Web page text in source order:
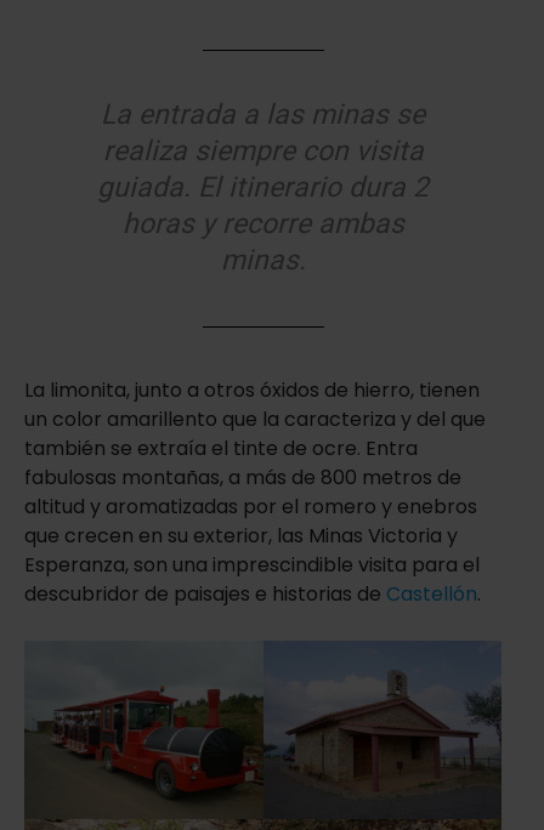
La entrada a las minas se
realiza siempre con visita
guiada. El itinerario dura 2
horas y recorre ambas
minas.
La limonita, junto a otros óxidos de hierro, tienen
un color amarillento que la caracteriza y del que
también se extraía el tinte de ocre. Entra
fabulosas montañas, a más de 800 metros de
altitud y aromatizadas por el romero y enebros
que crecen en su exterior, las Minas Victoria y
Esperanza, son una imprescindible visita para el
descubridor de paisajes e historias de Castellón.